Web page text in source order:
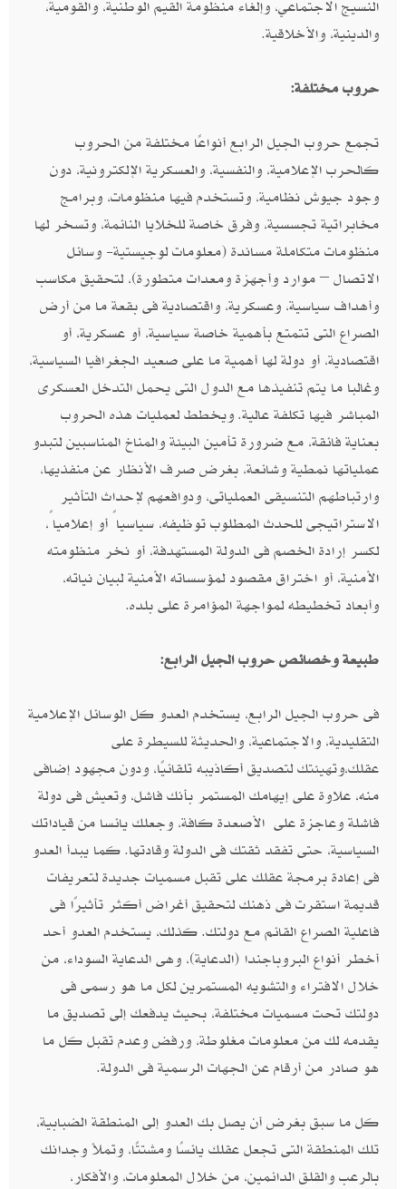
النسيج الاجتماعي، وإلغاء منظومة القيم الوطنية، والقومية،
والدينية، والأخلاقية.
حروب مختلفة:
تجمع حروب الجيل الرابع أنواعًا مختلفة من الحروب
كالحرب الإعلامية، والنفسية، والعسكرية الإلكترونية، دون
وجود جيوش نظامية، وتستخدم فيها منظومات، وبرامج
مخابراتية تجسسية، وفرق خاصة للخلايا النائمة، وتسخر لها
منظومات متكاملة مساندة (معلومات لوجيستية- وسائل
الاتصال – موارد وأجهزة ومعدات متطورة)، لتحقيق مكاسب
وأهداف سياسية، وعسكرية، واقتصادية فى بقعة ما من أرض
الصراع التى تتمتع بأهمية خاصة سياسية، أو عسكرية، أو
اقتصادية، أو دولة لها أهمية ما على صعيد الجغرافيا السياسية،
وغالبا ما يتم تنفيذها مع الدول التى يحمل التدخل العسكرى
المباشر فيها تكلفة عالية. ويخطط لعمليات هذه الحروب
بعناية فائقة، مع ضرورة تأمين البيئة والمناخ المناسبين لتبدو
عملياتها نمطية وشائعة، بغرض صرف الأنظار عن منفذيها،
وارتباطهم التنسيقى العملياتى، ودوافعهم لإحداث التأثير
الاستراتيجى للحدث المطلوب توظيفه، سياسياً أو إعلامياً،
لكسر إرادة الخصم فى الدولة المستهدفة، أو نخر منظومته
الأمنية، أو اختراق مقصود لمؤسساته الأمنية لبيان نياته،
وأبعاد تخطيطه لمواجهة المؤامرة على بلده.
طبيعة وخصائص حروب الجيل الرابع:
فى حروب الجيل الرابع، يستخدم العدو كل الوسائل الإعلامية
التقليدية، والاجتماعية، والحديثة للسيطرة على
عقلك،وتهيئتك لتصديق أكاذيبه تلقائيًا، ودون مجهود إضافى
منه، علاوة على إيهامك المستمر بأنك فاشل، وتعيش فى دولة
فاشلة وعاجزة على الأصعدة كافة، وجعلك يائسا من قياداتك
السياسية، حتى تفقد ثقتك فى الدولة وقادتها. كما يبدأ العدو
فى إعادة برمجة عقلك على تقبل مسميات جديدة لتعريفات
قديمة استقرت فى ذهنك لتحقيق أغراض أكثر تأثيرًا فى
فاعلية الصراع القائم مع دولتك. كذلك، يستخدم العدو أحد
أخطر أنواع البروباجندا (الدعاية)، وهى الدعاية السوداء، من
خلال الافتراء والتشويه المستمرين لكل ما هو رسمى فى
دولتك تحت مسميات مختلفة، بحيث يدفعك إلى تصديق ما
يقدمه لك من معلومات مغلوطة، ورفض وعدم تقبل كل ما
هو صادر من أرقام عن الجهات الرسمية فى الدولة.
كل ما سبق بغرض أن يصل بك العدو إلى المنطقة الضبابية،
تلك المنطقة التى تجعل عقلك يائسًا ومشتتًا، وتملأ وجدانك
بالرعب والقلق الدائمين، من خلال المعلومات، والأفكار،